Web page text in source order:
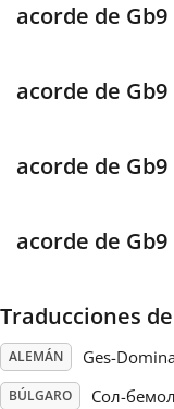
Português
Русский
acorde de
acorde de
acorde de
acorde de
Traducciones
ALEMÁN Ges-
BÚLGARO Сол-